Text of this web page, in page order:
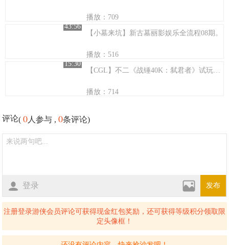
播放：709
43:56
【小墓来坑】新古墓丽影娱乐全流程08期。
播放：516
15:30
【CGL】不二《战锤40K：弑君者》试玩：你很有天赋！和我学国际象棋吧！
播放：714
评论(0 人参与 ,0条评论)
登录 发布
注册登录游侠会员评论可获得现金红包奖励，还可获得等级积分领取限
定头像框！